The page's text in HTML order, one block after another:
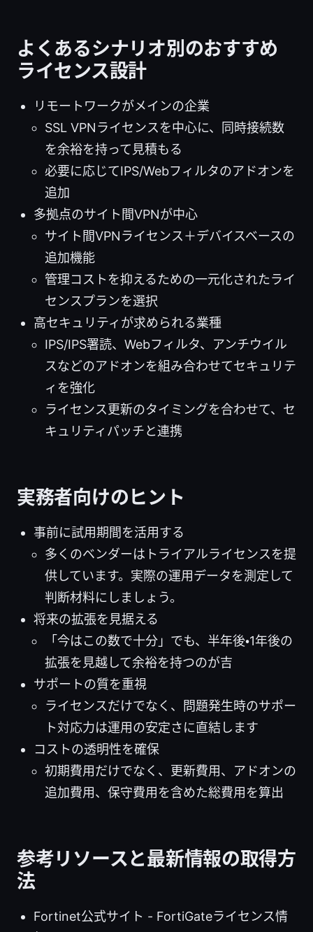
よくあるシナリオ別のおすすめ
ライセンス設計
リモートワークがメインの企業
SSL VPNライセンスを中心に、同時接続数
を余裕を持って見積もる
必要に応じてIPS/Webフィルタのアドオンを
追加
多拠点のサイト間VPNが中心
サイト間VPNライセンス＋デバイスベースの
追加機能
管理コストを抑えるための一元化されたライ
センスプランを選択
高セキュリティが求められる業種
IPS/IPS署読、Webフィルタ、アンチウイル
スなどのアドオンを組み合わせてセキュリテ
ィを強化
ライセンス更新のタイミングを合わせて、セ
キュリティパッチと連携
実務者向けのヒント
事前に試用期間を活用する
多くのベンダーはトライアルライセンスを提
供しています。実際の運用データを測定して
判断材料にしましょう。
将来の拡張を見据える
「今はこの数で十分」でも、半年後・1年後の
拡張を見越して余裕を持つのが吉
サポートの質を重視
ライセンスだけでなく、問題発生時のサポー
ト対応力は運用の安定さに直結します
コストの透明性を確保
初期費用だけでなく、更新費用、アドオンの
追加費用、保守費用を含めた総費用を算出
参考リソースと最新情報の取得方
法
Fortinet公式サイト - FortiGateライセンス情